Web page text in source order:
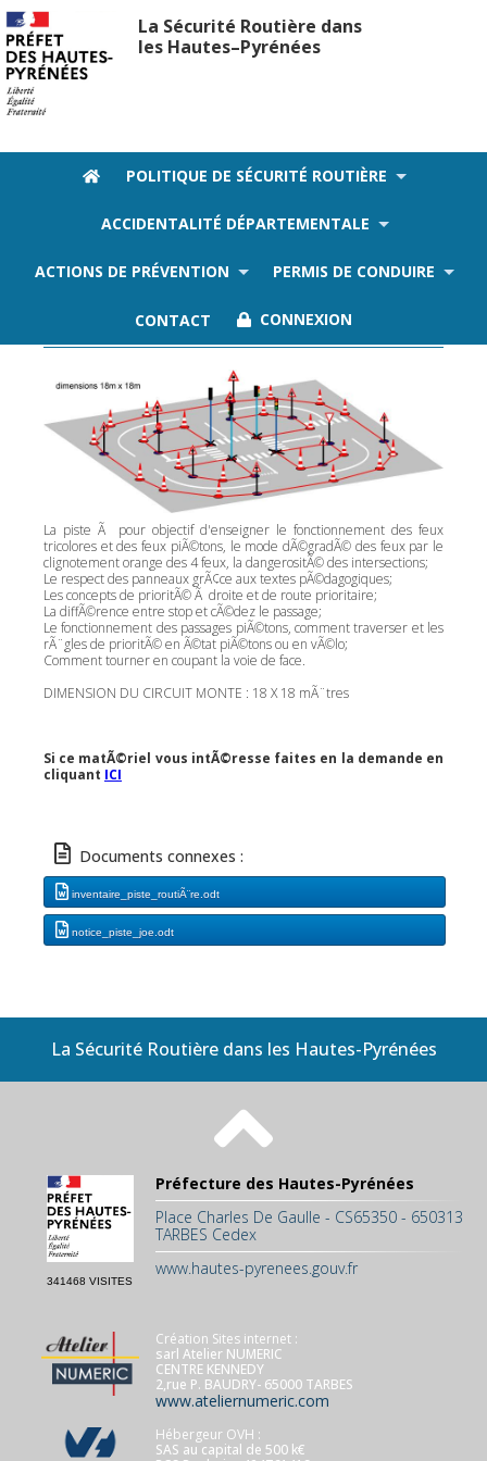
La Sécurité Routière dans
les Hautes–Pyrénées
POLITIQUE DE SÉCURITÉ ROUTIÈRE
ACCIDENTALITÉ DÉPARTEMENTALE
ACTIONS DE PRÉVENTION PERMIS DE CONDUIRE
CONTACT CONNEXION
Piste routiere - Circuit JOE
La piste Ã pour objectif d'enseigner le fonctionnement des feux
tricolores et des feux piÃ©tons, le mode dÃ©gradÃ© des feux par le
clignotement orange des 4 feux, la dangerositÃ© des intersections;
Le respect des panneaux grÃ¢ce aux textes pÃ©dagogiques;
Les concepts de prioritÃ© Ã droite et de route prioritaire;
La diffÃ©rence entre stop et cÃ©dez le passage;
Le fonctionnement des passages piÃ©tons, comment traverser et les
rÃ¨gles de prioritÃ© en Ã©tat piÃ©tons ou en vÃ©lo;
Comment tourner en coupant la voie de face.
DIMENSION DU CIRCUIT MONTE : 18 X 18 mÃ¨tres
Si ce matÃ©riel vous intÃ©resse faites en la demande en
cliquant ICI
Documents connexes :
inventaire_piste_routiÃ¨re.odt
notice_piste_joe.odt
La Sécurité Routière dans les Hautes-Pyrénées
341468 VISITES
Préfecture des Hautes-Pyrénées
Place Charles De Gaulle - CS65350 - 650313
TARBES Cedex
www.hautes-pyrenees.gouv.fr
Création Sites internet :
sarl Atelier NUMERIC
CENTRE KENNEDY
2,rue P. BAUDRY- 65000 TARBES
www.ateliernumeric.com
Hébergeur OVH :
SAS au capital de 500 k€